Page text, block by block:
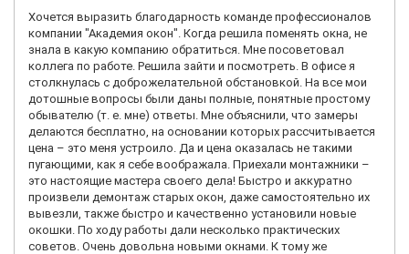
Хочется выразить благодарность команде профессионалов
компании "Академия окон". Когда решила поменять окна, не
знала в какую компанию обратиться. Мне посоветовал
коллега по работе. Решила зайти и посмотреть. В офисе я
столкнулась с доброжелательной обстановкой. На все мои
дотошные вопросы были даны полные, понятные простому
обывателю (т. е. мне) ответы. Мне объяснили, что замеры
делаются бесплатно, на основании которых рассчитывается
цена – это меня устроило. Да и цена оказалась не такими
пугающими, как я себе воображала. Приехали монтажники –
это настоящие мастера своего дела! Быстро и аккуратно
произвели демонтаж старых окон, даже самостоятельно их
вывезли, также быстро и качественно установили новые
окошки. По ходу работы дали несколько практических
советов. Очень довольна новыми окнами. К тому же